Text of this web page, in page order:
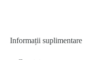
Informații suplimentare